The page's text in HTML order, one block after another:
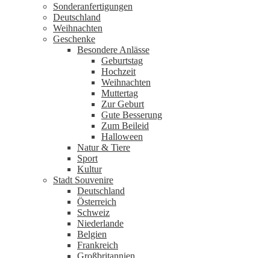
Sonderanfertigungen
Deutschland
Weihnachten
Geschenke
Besondere Anlässe
Geburtstag
Hochzeit
Weihnachten
Muttertag
Zur Geburt
Gute Besserung
Zum Beileid
Halloween
Natur & Tiere
Sport
Kultur
Stadt Souvenire
Deutschland
Österreich
Schweiz
Niederlande
Belgien
Frankreich
Großbritannien